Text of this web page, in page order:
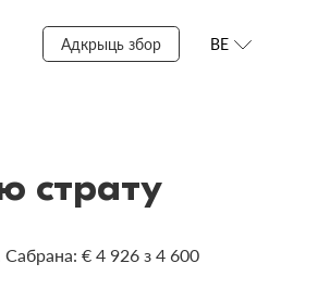
Адкрыць збор BE
страту
€ 4 926 з 4 600